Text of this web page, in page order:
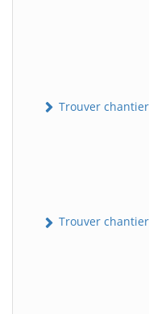
Trouver
Trouver